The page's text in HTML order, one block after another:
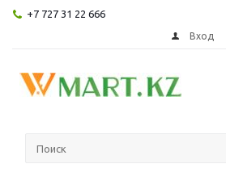
+7 727 31 22 666
Вход